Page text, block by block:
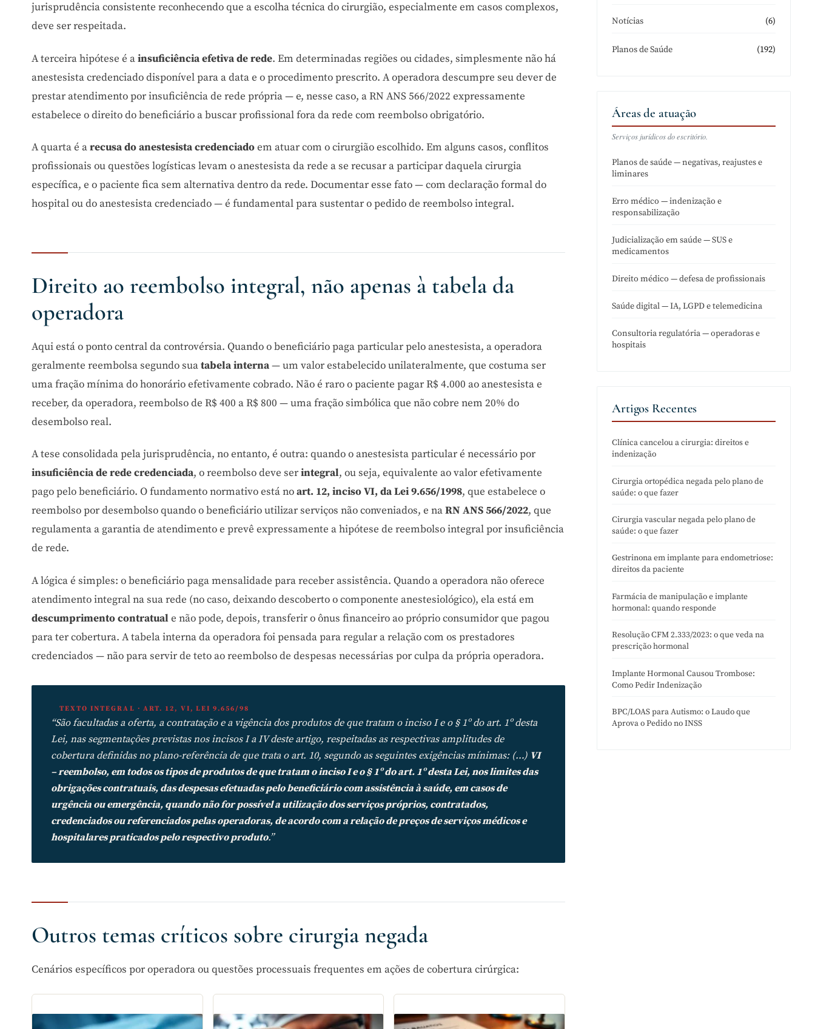
jurisprudência consistente reconhecendo que a escolha técnica do cirurgião, especialmente em casos complexos,
deve ser respeitada.
A terceira hipótese é ainsuficiência efetiva de rede. Em determinadas regiões ou cidades, simplesmente não há
anestesista credenciado disponível para a data e o procedimento prescrito. A operadora descumpre seu dever de
prestar atendimento por insuficiência de rede própria — e, nesse caso, a RN ANS 566/2022 expressamente
estabelece o direito do beneficiário a buscar profissional fora da rede com reembolso obrigatório.
A quarta é arecusa do anestesista credenciadoem atuar com o cirurgião escolhido. Em alguns casos, conflitos
profissionais ou questões logísticas levam o anestesista da rede a se recusar a participar daquela cirurgia
específica, e o paciente fica sem alternativa dentro da rede. Documentar esse fato — com declaração formal do
hospital ou do anestesista credenciado — é fundamental para sustentar o pedido de reembolso integral.
Direito ao reembolso integral, não apenas à tabela da
operadora
Aqui está o ponto central da controvérsia. Quando o beneficiário paga particular pelo anestesista, a operadora
geralmente reembolsa segundo suatabela interna— um valor estabelecido unilateralmente, que costuma ser
uma fração mínima do honorário efetivamente cobrado. Não é raro o paciente pagar R$ 4.000 ao anestesista e
receber, da operadora, reembolso de R$ 400 a R$ 800 — uma fração simbólica que não cobre nem 20% do
desembolso real.
A tese consolidada pela jurisprudência, no entanto, é outra: quando o anestesista particular é necessário por
insuficiência de rede credenciada, o reembolso deve serintegral, ou seja, equivalente ao valor efetivamente
pago pelo beneficiário. O fundamento normativo está noart. 12, inciso VI, da Lei 9.656/1998, que estabelece o
reembolso por desembolso quando o beneficiário utilizar serviços não conveniados, e naRN ANS 566/2022, que
regulamenta a garantia de atendimento e prevê expressamente a hipótese de reembolso integral por insuficiência
de rede.
A lógica é simples: o beneficiário paga mensalidade para receber assistência. Quando a operadora não oferece
atendimento integral na sua rede (no caso, deixando descoberto o componente anestesiológico), ela está em
descumprimento contratuale não pode, depois, transferir o ônus financeiro ao próprio consumidor que pagou
para ter cobertura. A tabela interna da operadora foi pensada para regular a relação com os prestadores
credenciados — não para servir de teto ao reembolso de despesas necessárias por culpa da própria operadora.
TEXTO INTEGRAL · ART. 12, VI, LEI 9.656/98
“São facultadas a oferta, a contratação e a vigência dos produtos de que tratam o inciso I e o § 1º do art. 1º desta
Lei, nas segmentações previstas nos incisos I a IV deste artigo, respeitadas as respectivas amplitudes de
cobertura definidas no plano-referência de que trata o art. 10, segundo as seguintes exigências mínimas: (…) VI
– reembolso, em todos os tipos de produtos de que tratam o inciso I e o § 1º do art. 1º desta Lei, nos limites das
obrigações contratuais, das despesas efetuadas pelo beneficiário com assistência à saúde, em casos de
urgência ou emergência, quando não for possível a utilização dos serviços próprios, contratados,
credenciados ou referenciados pelas operadoras, de acordo com a relação de preços de serviços médicos e
hospitalares praticados pelo respectivo produto.”
Outros temas críticos sobre cirurgia negada
Cenários específicos por operadora ou questões processuais frequentes em ações de cobertura cirúrgica:
Notícias (6)
Planos de Saúde (192)
Áreas de atuação
Serviços jurídicos do escritório.
Planos de saúde — negativas, reajustes e
liminares
Erro médico — indenização e
responsabilização
Judicialização em saúde — SUS e
medicamentos
Direito médico — defesa de profissionais
Saúde digital — IA, LGPD e telemedicina
Consultoria regulatória — operadoras e
hospitais
Artigos Recentes
Clínica cancelou a cirurgia: direitos e
indenização
Cirurgia ortopédica negada pelo plano de
saúde: o que fazer
Cirurgia vascular negada pelo plano de
saúde: o que fazer
Gestrinona em implante para endometriose:
direitos da paciente
Farmácia de manipulação e implante
hormonal: quando responde
Resolução CFM 2.333/2023: o que veda na
prescrição hormonal
Implante Hormonal Causou Trombose:
Como Pedir Indenização
BPC/LOAS para Autismo: o Laudo que
Aprova o Pedido no INSS